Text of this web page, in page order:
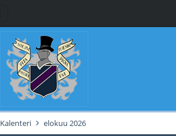
Kalenteri elokuu 2026